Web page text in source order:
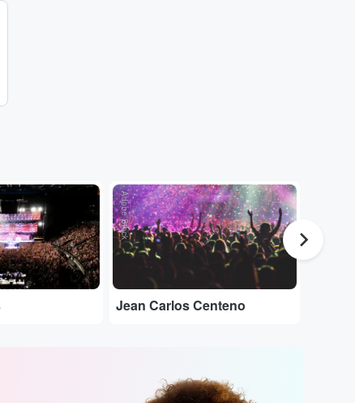
Adobe Stock
Jean Carlos Centeno